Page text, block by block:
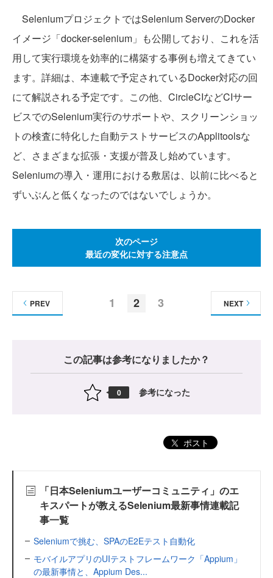
SeleniumプロジェクトではSelenium ServerのDocker
イメージ「docker-selenium」も公開しており、これを活
用して実行環境を効率的に構築する事例も増えてきてい
ます。詳細は、本連載で予定されているDocker対応の回
にて解説される予定です。この他、CircleCIなどCIサー
ビスでのSelenium実行のサポートや、スクリーンショッ
トの検査に特化した自動テストサービスのApplitoolsな
ど、さまざまな拡張・支援が普及し始めています。
Seleniumの導入・運用における敷居は、以前に比べると
ずいぶんと低くなったのではないでしょうか。
次のページ
最近の変化に対する注意点
1 2 3
PREV NEXT
この記事は参考になりましたか？
0 参考になった
ポスト
「日本Seleniumユーザーコミュニティ」のエ
キスパートが教えるSelenium最新事情連載記
事一覧
Seleniumで挑む、SPAのE2Eテスト自動化
モバイルアプリのUIテストフレームワーク「Appium」
の最新事情と、Appium Des...